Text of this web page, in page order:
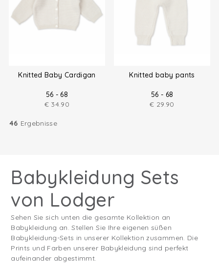
Knitted Baby Cardigan
56 - 68
€ 34.90
Knitted baby pants
56 - 68
€ 29.90
46 Ergebnisse
Babykleidung Sets
von Lodger
Sehen Sie sich unten die gesamte Kollektion an
Babykleidung an. Stellen Sie Ihre eigenen süßen
Babykleidung-Sets in unserer Kollektion zusammen. Die
Prints und Farben unserer Babykleidung sind perfekt
aufeinander abgestimmt.